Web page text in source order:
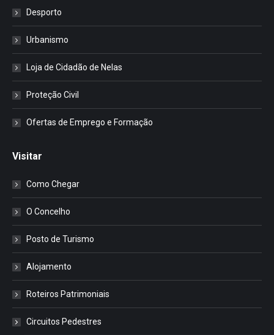
Desporto
Urbanismo
Loja de Cidadão de Nelas
Proteção Civil
Ofertas de Emprego e Formação
Visitar
Como Chegar
O Concelho
Posto de Turismo
Alojamento
Roteiros Patrimoniais
Circuitos Pedestres